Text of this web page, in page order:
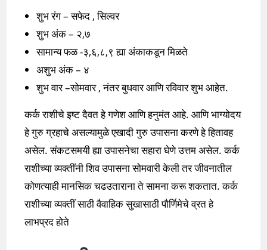
शुभ रंग – सफेद , सिल्वर
शुभ अंक – २,७
सामान्य फळ -३,६,८,९ ह्या अंकाकडून मिळते
अशुभ अंक – ४
शुभ वार –सोमवार , नंतर बुधवार आणि रविवार शुभ आहेत.
कर्क राशीचे इष्ट दैवत हे गणेश आणि हनुमंत आहे. आणि भाग्योदय
हे गुरु ग्रहाचे असल्यामुळे एखादी गुरु उपासना करणे हे हितावह
असेल. संकटसमयी ह्या उपासनेचा सहारा घेणे उत्तम असेल. कर्क
राशीच्या व्यक्तींनी शिव उपासना सोमवारी केली तर जीवनातील
कोणत्याही मानसिक चढउताराना ते सामना करू शकतात. कर्क
राशीच्या व्यक्तीं साठी वैवाहिक सुखासाठी पौर्णिमेचे व्रत हे
लाभप्रद होते